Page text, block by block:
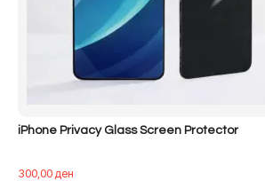
iPhone Privacy Glass Screen Protector
300,00ден